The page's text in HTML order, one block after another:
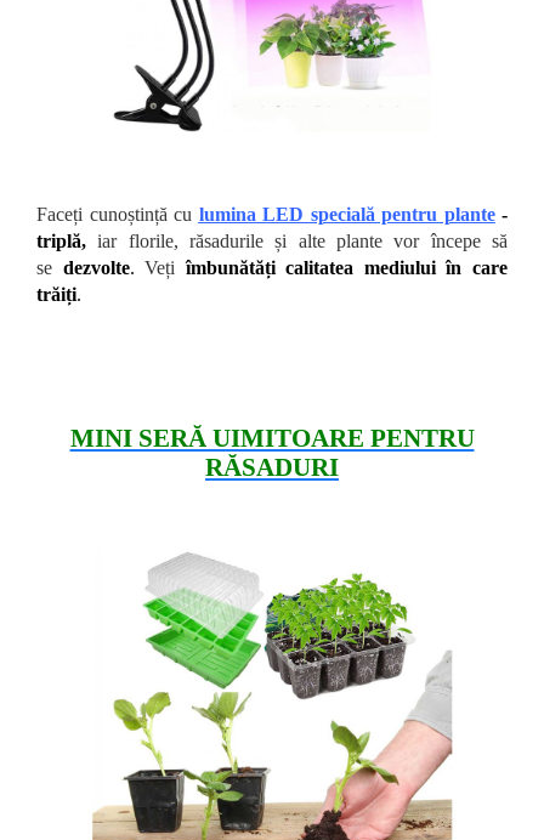
Faceți cunoștință cu lumina LED specială pentru plante-
triplă, iar florile, răsadurile și alte plante vor începe să
se dezvolte. Vețiîmbunătăți calitatea mediului în care
trăiți.
MINI SERĂ UIMITOARE PENTRU
RĂSADURI